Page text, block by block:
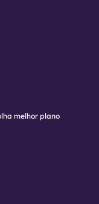
melhor plano